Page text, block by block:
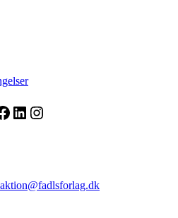
LinkedIn
Instagram